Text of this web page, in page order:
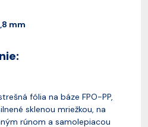
mm
fólia na báze FPO-PP,
sklenou mriežkou, na
rúnom a samolepiacou